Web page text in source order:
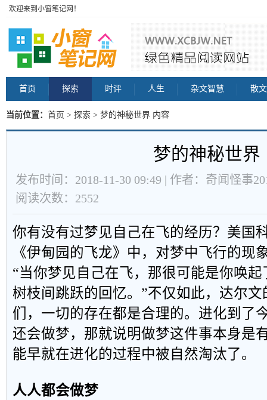
欢迎来到小窗笔记网！
首页 探索 时评 人生 杂文智慧 散
当前位置： 首页 > 探索 > 梦的神秘世界 内容
梦的神秘世界
发布时间：2018-11-30 09:49 | 作者：奇闻怪事
阅读次数：2552
你有没有过梦见自己在飞的经历？美国
《伊甸园的飞龙》中，对梦中飞行的现
“当你梦见自己在飞，那很可能是你唤
树枝间跳跃的回忆。”不仅如此，达尔
们，一切的存在都是合理的。进化到了
还会做梦，那就说明做梦这件事本身是
能早就在进化的过程中被自然淘汰了。
人人都会做梦